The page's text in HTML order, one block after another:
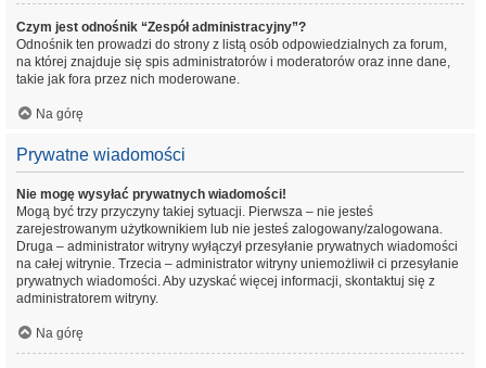
Czym jest odnośnik “Zespół administracyjny”?
Odnośnik ten prowadzi do strony z listą osób odpowiedzialnych za forum,
na której znajduje się spis administratorów i moderatorów oraz inne dane,
takie jak fora przez nich moderowane.
Na górę
Prywatne wiadomości
Nie mogę wysyłać prywatnych wiadomości!
Mogą być trzy przyczyny takiej sytuacji. Pierwsza – nie jesteś
zarejestrowanym użytkownikiem lub nie jesteś zalogowany/zalogowana.
Druga – administrator witryny wyłączył przesyłanie prywatnych wiadomości
na całej witrynie. Trzecia – administrator witryny uniemożliwił ci przesyłanie
prywatnych wiadomości. Aby uzyskać więcej informacji, skontaktuj się z
administratorem witryny.
Na górę